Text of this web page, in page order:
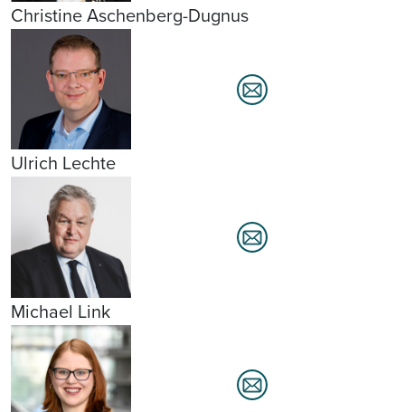
Christine Aschenberg-Dugnus
Ulrich Lechte
Michael Link